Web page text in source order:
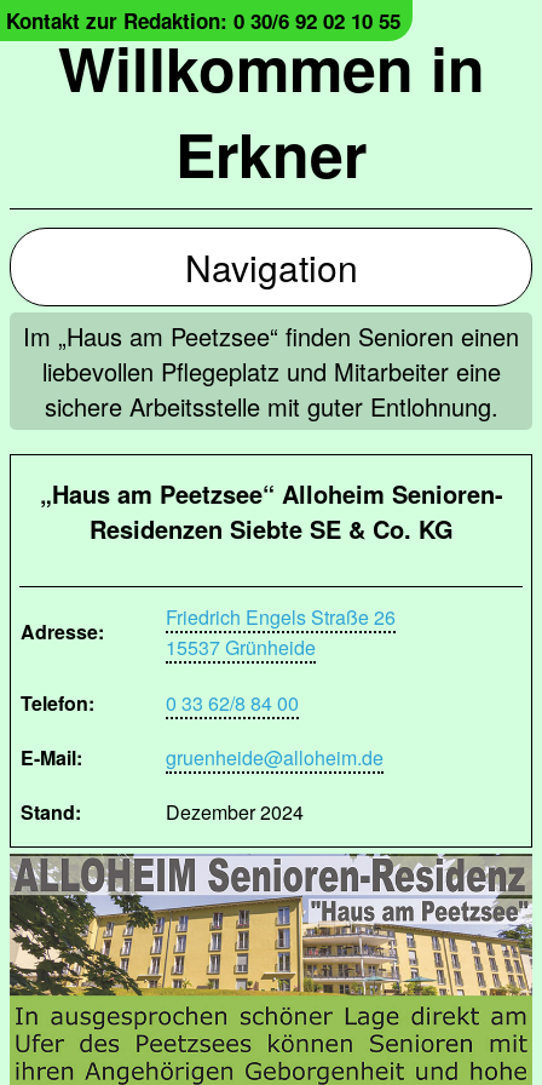
Willkommen in
Erkner
Kontakt zur Redaktion: 0 30/6 92 02 10 55
Navigation
Im „Haus am Peetzsee“ finden Senioren einen
liebevollen Pflegeplatz und Mitarbeiter eine
sichere Arbeitsstelle mit guter Entlohnung.
„Haus am Peetzsee“ Alloheim Senioren-
Residenzen Siebte SE & Co. KG
Adresse:
Friedrich Engels Straße 26
15537 Grünheide
Telefon:
0 33 62/8 84 00
E-Mail:
gruenheide@alloheim.de
Stand:
Dezember 2024